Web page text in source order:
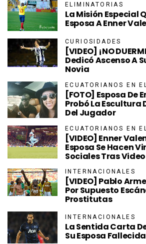
ELIMINATORIAS
La Misión Especial
Esposa A Enner
CURIOSIDADES
[VIDEO] ¡NO
Dedicó Ascenso A
Novia
ECUATORIANOS EN
[FOTO] Esposa De
Probó La Escultura
Del Jugador
ECUATORIANOS EN
[VIDEO] Enner
Esposa Se Hacen
Sociales Tras Video
INTERNACIONALES
[VIDEO] Pablo
Por Supuesto
Prostitutas
INTERNACIONALES
La Sentida Carta
Su Esposa